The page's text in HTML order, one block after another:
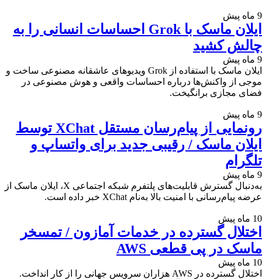
9 ماه پیش
ایلان ماسک با Grok احساسات انسانی را به
چالش کشید
9 ماه پیش
ایلان ماسک با استفاده از Grok ویدیوهای عاشقانه مصنوعی ساخت و
موجی از واکنش‌ها درباره احساسات واقعی و هوش مصنوعی در
فضای مجازی برانگیخت.
9 ماه پیش
رونمایی از پیام‌رسان مستقل XChat توسط
ایلان ماسک / رقیبی جدید برای واتساپ و
تلگرام
9 ماه پیش
به‌دنبال گسترش قابلیت‌های پلتفرم شبکه اجتماعی X، ایلان ماسک از
عرضه پیام‌رسانی با امنیت بالا به‌نام XChat خبر داده است.
10 ماه پیش
اختلال گسترده در خدمات آمازون / تمسخر
ماسک در پی قطعی AWS
10 ماه پیش
اختلال گسترده در AWS هزاران سرویس جهانی را از کار انداخت.